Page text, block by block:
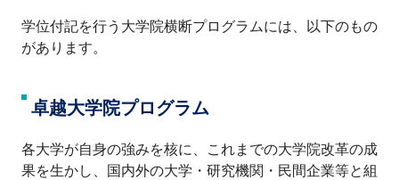
学位付記を行う大学院横断プログラムには、以下のもの
があります。
卓越大学院プログラム
各大学が自身の強みを核に、これまでの大学院改革の成
果を生かし、国内外の大学・研究機関・民間企業等と組